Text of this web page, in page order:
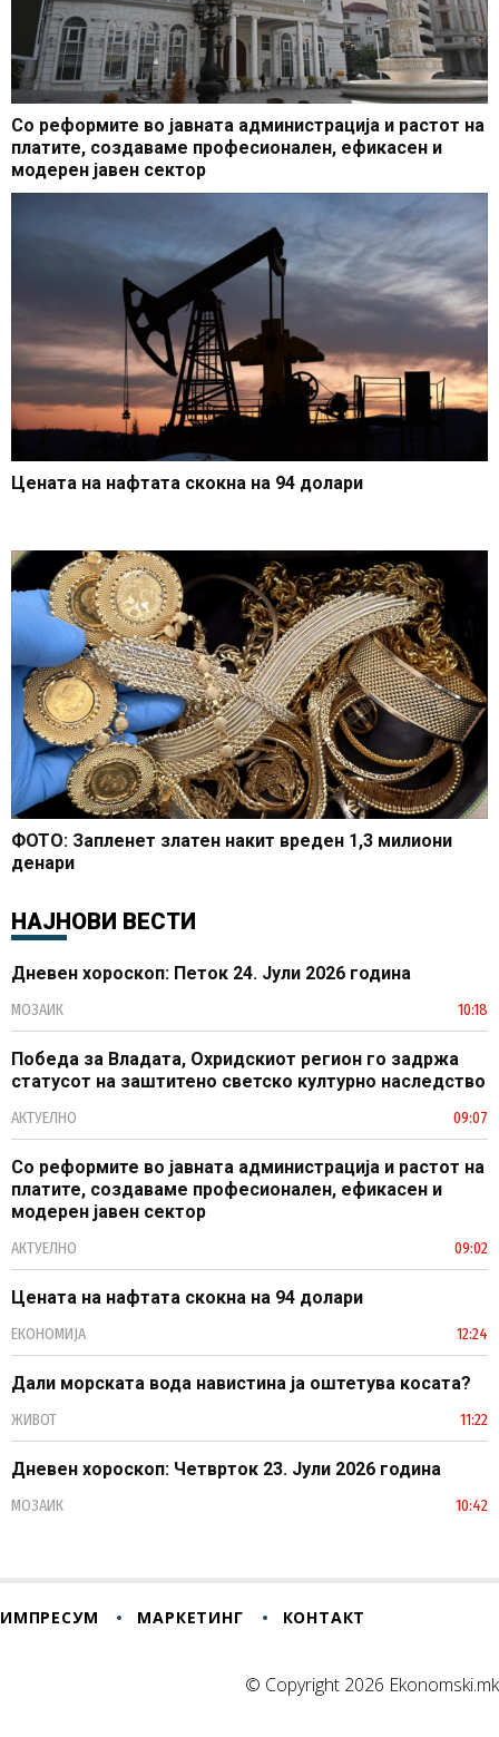
Со реформите во јавната администрација и растот на
платите, создаваме професионален, ефикасен и
модерен јавен сектор
Цената на нафтата скокна на 94 долари
ФОТО: Запленет златен накит вреден 1,3 милиони
денари
НАЈНОВИ ВЕСТИ
Дневен хороскоп: Петок 24. Јули 2026 година
МОЗАИК 10:18
Победа за Владата, Охридскиот регион го задржа
статусот на заштитено светско културно наследство
АКТУЕЛНО 09:07
Со реформите во јавната администрација и растот на
платите, создаваме професионален, ефикасен и
модерен јавен сектор
АКТУЕЛНО 09:02
Цената на нафтата скокна на 94 долари
ЕКОНОМИЈА 12:24
Дали морската вода навистина ја оштетува косата?
ЖИВОТ 11:22
Дневен хороскоп: Четврток 23. Јули 2026 година
МОЗАИК 10:42
ИМПРЕСУМ МАРКЕТИНГ КОНТАКТ
© Copyright 2026 Ekonomski.mk